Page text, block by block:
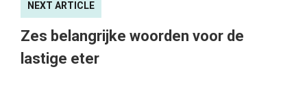
NEXT ARTICLE
Zes belangrijke woorden voor de
lastige eter